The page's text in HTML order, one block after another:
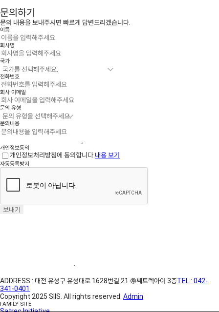
문의하기
문의 내용을 보내주시면 빠르게 답변드리겠습니다.
이름
회사명
국가
전화번호
회사 이메일
문의 유형
문의내용
개인정보동의
개인정보처리방침에 동의합니다. 내용 보기
자동등록방지
보내기
·
ADDRESS : 대전 유성구 유성대로 1628번길 21 ㈜쎄트렉아이 3층TEL : 042-
341-0401
Copyright 2025 SIIS. All rights reserved. Admin
FAMILY SITE